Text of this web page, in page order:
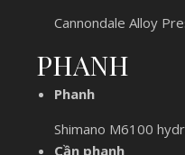
Cannondale Alloy
PHANH
Phanh
Shimano M6100
Cần phanh